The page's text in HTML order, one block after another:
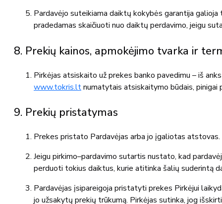
Pardavėjo suteikiama daiktų kokybės garantija
pradedamas skaičiuoti nuo daiktų perdavimo, jeigu
8. Prekių kainos, apmokėjimo tvarka ir
Pirkėjas atsiskaito už prekes banko pavedimu – iš
www.tokris.ltnumatytais atsiskaitymo būdais, pinigai
9. Prekių pristatymas
Prekes pristato Pardavėjas arba jo įgaliotas atstovas.
Jeigu pirkimo–pardavimo sutartis nustato, kad
perduoti tokius daiktus, kurie atitinka šalių suderintą
Pardavėjas įsipareigoja pristatyti prekes Pirkėjui
jo užsakytų prekių trūkumą. Pirkėjas sutinka, jog